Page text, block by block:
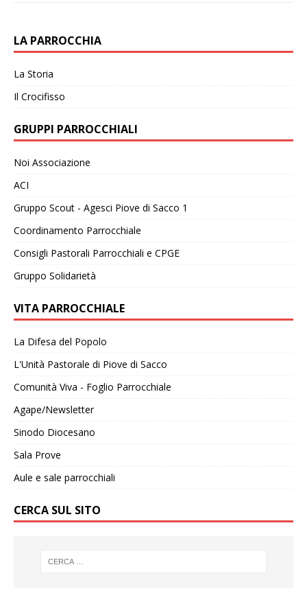
LA PARROCCHIA
La Storia
Il Crocifisso
GRUPPI PARROCCHIALI
Noi Associazione
ACI
Gruppo Scout - Agesci Piove di Sacco 1
Coordinamento Parrocchiale
Consigli Pastorali Parrocchiali e CPGE
Gruppo Solidarietà
VITA PARROCCHIALE
La Difesa del Popolo
L'Unità Pastorale di Piove di Sacco
Comunità Viva - Foglio Parrocchiale
Agape/Newsletter
Sinodo Diocesano
Sala Prove
Aule e sale parrocchiali
CERCA SUL SITO